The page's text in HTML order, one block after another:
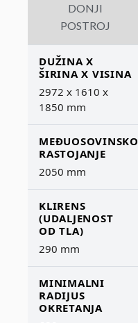
DONJI
POSTROJ
DUŽINA X
ŠIRINA X VISINA
2972 x 1610 x
1850 mm
MEĐUOSOVINSKO
RASTOJANJE
2050 mm
KLIRENS
(UDALJENOST
OD TLA)
290 mm
MINIMALNI
RADIJUS
OKRETANJA